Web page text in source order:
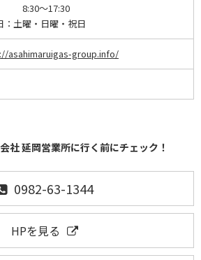
8:30～17:30
土曜・日曜・祝日
asahimaruigas-group.info/
社 延岡営業所に行く前にチェック！
0982-63-1344
HPを見る